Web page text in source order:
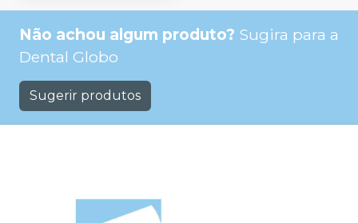
Não achou algum produto? Sugira para a
Dental Globo
Sugerir produtos